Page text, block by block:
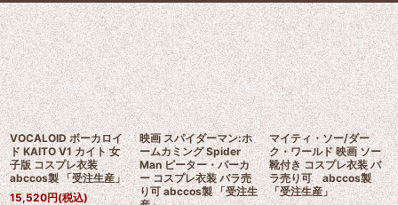
VOCALOID ボーカロイ
ド KAITO V1 カイト 女
子版 コスプレ衣装
abccos製 「受注生産」
15,520円(税込)
映画 スパイダーマン:ホ
ームカミング Spider
Man ピーター・パーカ
ー コスプレ衣装 バラ売
り可 abccos製 「受注生
マイティ・ソー/ダー
ク・ワールド 映画 ソー
靴付き コスプレ衣装 バ
ラ売り可 abccos製
「受注生産」